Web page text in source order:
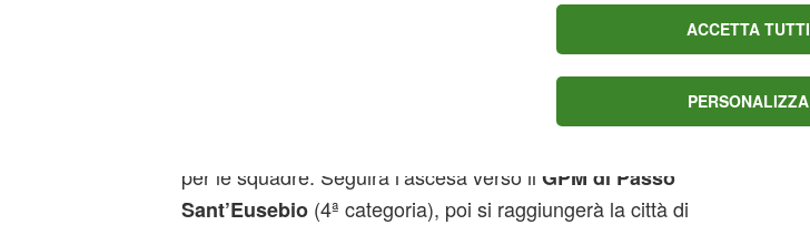
San Lorenzo
Ponte Arche; qui si
Tione di Trentoe poi in cima a
. A questo punto la strada tenderà a scendere, fino
per le squadre. Seguirà l’ascesa verso il GPM di Passo
Sant’Eusebio(4ª categoria), poi si raggiungerà la città di
ACCETTA TUTTI
PERSONALIZZA